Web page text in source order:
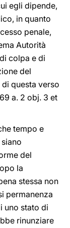
egli dipende,
in quanto
penale,
Autorità
colpa e di
del
questa verso
a. 2 obj. 3 et
tempo e
del
la
stessa non
permanenza
uno stato di
rinunziare